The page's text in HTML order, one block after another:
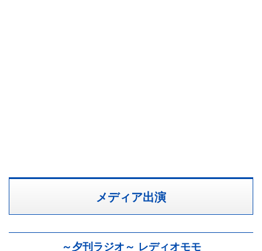
メディア出演
～夕刊ラジオ～ レディオモモ